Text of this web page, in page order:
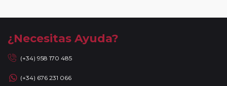
¿Necesitas Ayuda?
(+34) 958 170 485
(+34) 676 231 066